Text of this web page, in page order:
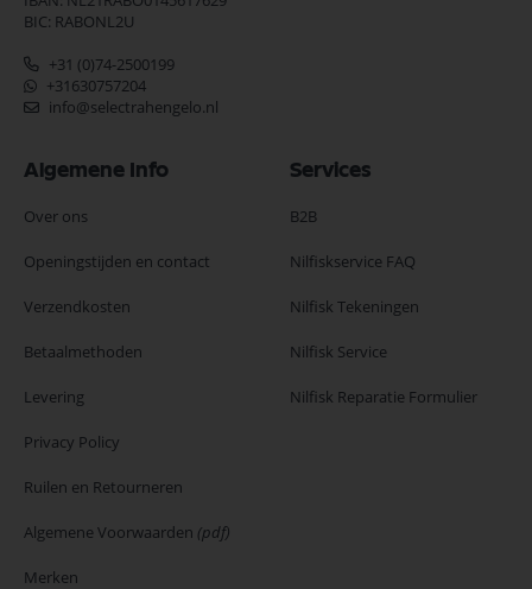
BIC: RABONL2U
+31 (0)74-2500199
+31630757204
info@selectrahengelo.nl
Algemene Info
Over ons
Openingstijden en contact
Verzendkosten
Betaalmethoden
Levering
Privacy Policy
Ruilen en Retourneren
Algemene Voorwaarden (pdf)
Merken
Services
B2B
Nilfiskservice FAQ
Nilfisk Tekeningen
Nilfisk Service
Nilfisk Reparatie Formulier